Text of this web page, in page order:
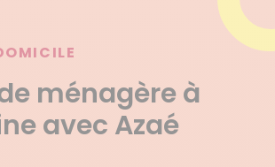
ménagère à
avec Azaé